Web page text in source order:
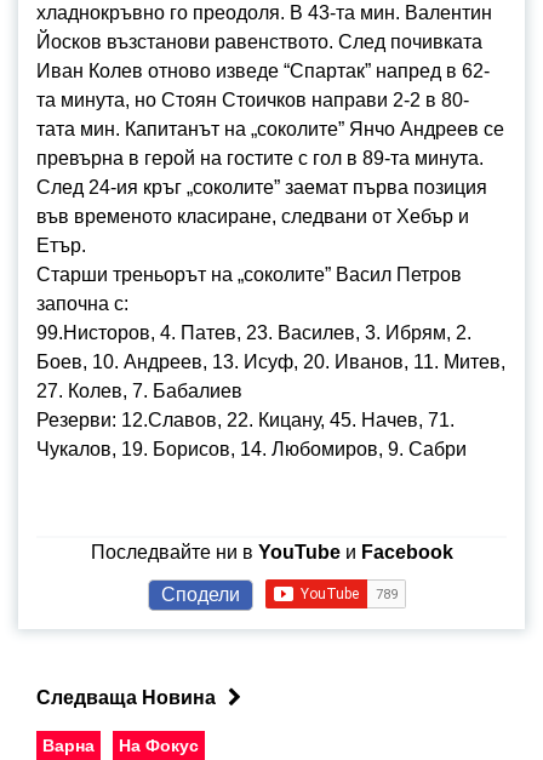
хладнокръвно го преодоля. В 43-та мин. Валентин
Йосков възстанови равенството. След почивката
Иван Колев отново изведе “Спартак” напред в 62-
та минута, но Стоян Стоичков направи 2-2 в 80-
тата мин. Капитанът на „соколите” Янчо Андреев се
превърна в герой на гостите с гол в 89-та минута.
След 24-ия кръг „соколите” заемат първа позиция
във временото класиране, следвани от Хебър и
Етър.
Старши треньорът на „соколите” Васил Петров
започна с:
99.Нисторов, 4. Патев, 23. Василев, 3. Ибрям, 2.
Боев, 10. Андреев, 13. Исуф, 20. Иванов, 11. Митев,
27. Колев, 7. Бабалиев
Резерви: 12.Славов, 22. Кицану, 45. Начев, 71.
Чукалов, 19. Борисов, 14. Любомиров, 9. Сабри
Последвайте ни в YouTubeи Facebook
Сподели
Следваща Новина
Варна На Фокус